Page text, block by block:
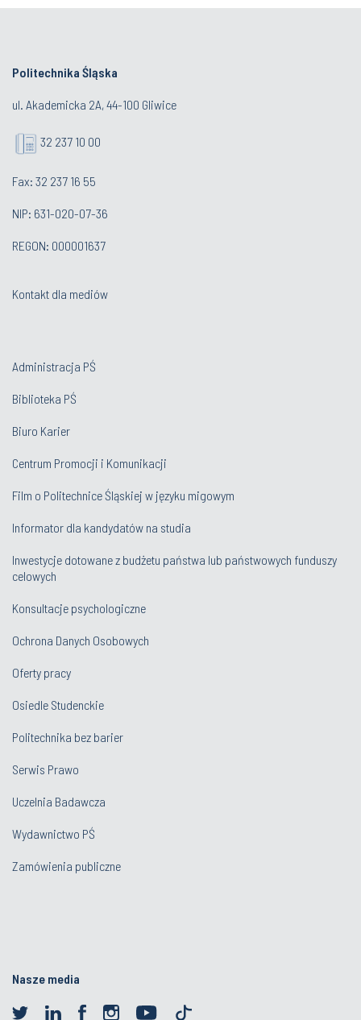
Politechnika Śląska
ul. Akademicka 2A, 44-100 Gliwice
32 237 10 00
Fax: 32 237 16 55
NIP: 631-020-07-36
REGON: 000001637
Kontakt dla mediów
Administracja PŚ
Biblioteka PŚ
Biuro Karier
Centrum Promocji i Komunikacji
Film o Politechnice Śląskiej w języku migowym
Informator dla kandydatów na studia
Inwestycje dotowane z budżetu państwa lub państwowych funduszy
celowych
Konsultacje psychologiczne
Ochrona Danych Osobowych
Oferty pracy
Osiedle Studenckie
Politechnika bez barier
Serwis Prawo
Uczelnia Badawcza
Wydawnictwo PŚ
Zamówienia publiczne
Nasze media